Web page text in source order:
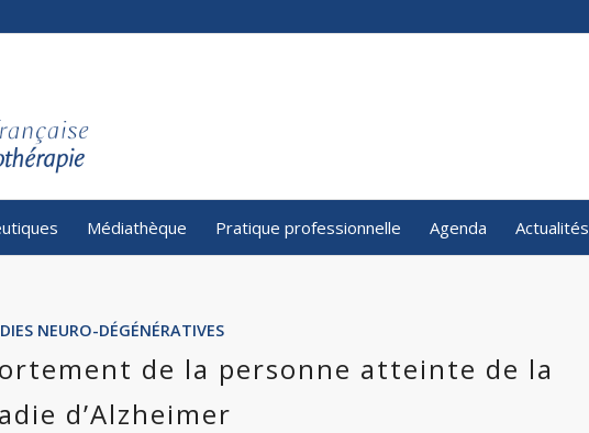
Médiathèque Pratique professionnelle Agenda Actualités
NEURO-DÉGÉNÉRATIVES
de la personne atteinte de la
d’Alzheimer